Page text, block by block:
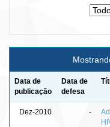
Data de
publicação
Data de
defesa
Dez-2010 -